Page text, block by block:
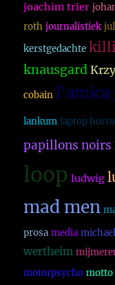
joachim trier
roth journalistiek
kerstgedachte
knausgard
cobain l'amica
lankum laptop
papillons noirs
loop ludwig
mad men
prosa media
wertheim
motorpsycho motto